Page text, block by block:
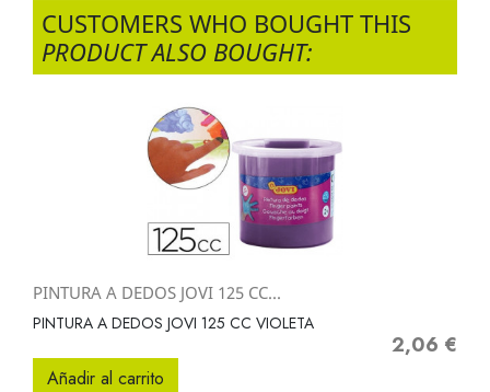
CUSTOMERS WHO BOUGHT THIS
PRODUCT ALSO BOUGHT:
PINTURA A DEDOS JOVI 125 CC...
PINTURA A DEDOS JOVI 125 CC VIOLETA
Precio
2,06 €
Añadir al carrito